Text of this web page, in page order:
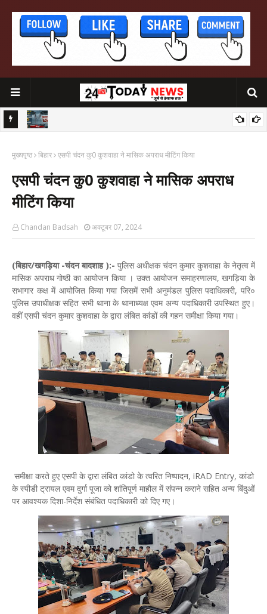
मुख्यमंत्री सम्राट चौधरी दो‌ दिवसीय जिला प्रशिक्षण बर्ग का करेंगे उद्घाटन
मुख्यपृष्ठ बिहार एसपी चंदन कु0 कुशवाहा ने मासिक अपराध मीटिंग किया
एसपी चंदन कु0 कुशवाहा ने मासिक अपराध
मीटिंग किया
Chandan Badsah अक्टूबर 07, 2024
(बिहार/खगड़िया -चंदन बादशाह ):- पुलिस अधीक्षक चंदन कुमार कुशवाहा के नेतृत्व में
मासिक अपराध गोष्ठी का आयोजन किया । उक्त आयोजन समाहरणालय, खगड़िया के
सभागार कक्ष में आयोजित किया गया जिसमें सभी अनुमंडल पुलिस पदाधिकारी, परि०
पुलिस उपाधीक्षक सहित सभी थाना के थानाध्यक्ष एवम अन्य पदाधिकारी उपस्थित हुए।
वहीं एसपी चंदन कुमार कुशवाहा के द्वारा लंबित कांडों की गहन समीक्षा किया गया।
समीक्षा करते हुए एसपी के द्वारालंबित कांडो के त्वरित निष्पादन, iRAD Entry, कांडो
के स्पीडी ट्रायल एवम दुर्गा पूजा को शांतिपूर्ण माहौल में संपन्न कराने सहित अन्य बिंदुओं
पर आवश्यक दिशा-निर्देश संबंधित पदाधिकारी को दिए गए।